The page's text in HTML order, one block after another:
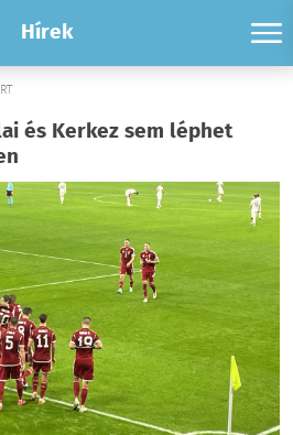
Hírek
és Kerkez sem léphet